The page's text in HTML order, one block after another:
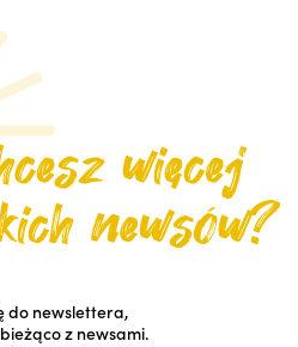
do newslettera,
z newsami.